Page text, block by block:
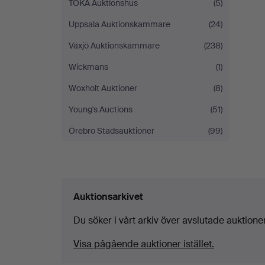
TOKA Auktionshus
(5)
Uppsala Auktionskammare
(24)
Växjö Auktionskammare
(238)
Wickmans
(1)
Woxholt Auktioner
(8)
Young's Auctions
(51)
Örebro Stadsauktioner
(99)
Auktionsarkivet
Du söker i vårt arkiv över avslutade
Visa pågående auktioner istället.